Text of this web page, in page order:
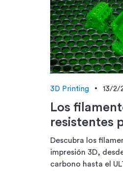
3D Printing 13/2/
Los
resistentes
Descubra los
impresión 3D,
carbono hasta el